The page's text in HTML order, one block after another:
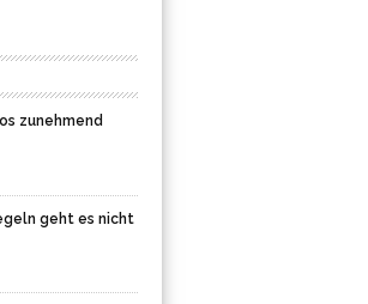
zunehmend
geht es nicht